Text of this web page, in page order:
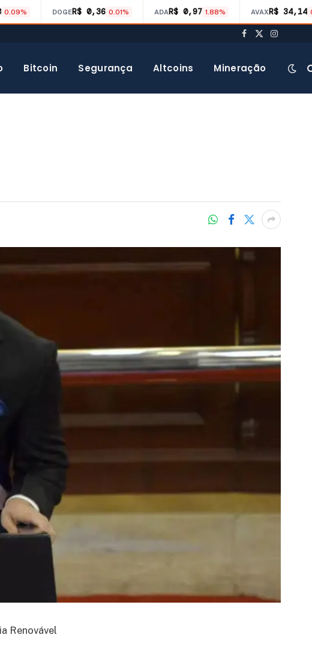
0.09% DOGER$ 0,36 0.01% ADAR$ 0,97 1.88% AVAXR$ 34,14
Facebook
X
Bitcoin Segurança Altcoins Mineração
Renovável